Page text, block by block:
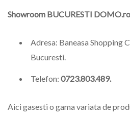
Showroom BUCURESTI
Adresa: Baneasa Shopping
Bucuresti.
Telefon: 0723.803.489.
Aici gasesti o gama variata de